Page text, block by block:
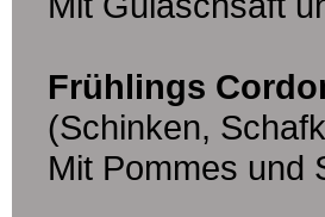
Frühlings
(Schinken,
Mit Pommes und